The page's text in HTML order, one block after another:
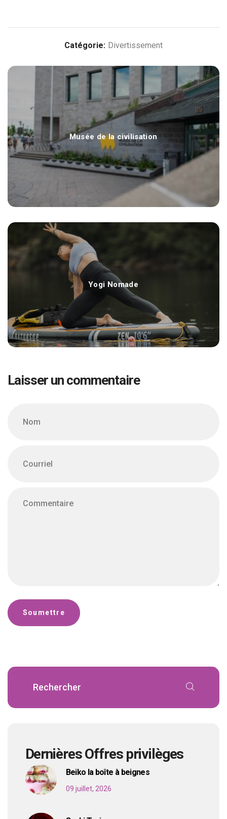
Catégorie: Divertissement
Musée de la civilisation
Yogi Nomade
Laisser un commentaire
Dernières Offres privilèges
Beiko la boîte à beignes
09 juillet, 2026